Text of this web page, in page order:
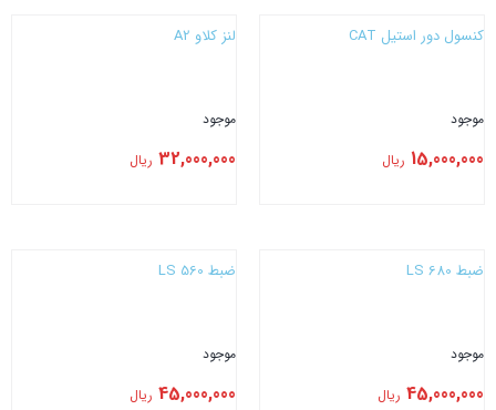
کنسول دور استیل CAT
موجود
15,000,000 ریال
لنز کلاو A2
موجود
32,000,000 ریال
ضبط LS 680
موجود
45,000,000 ریال
ضبط LS 560
موجود
45,000,000 ریال